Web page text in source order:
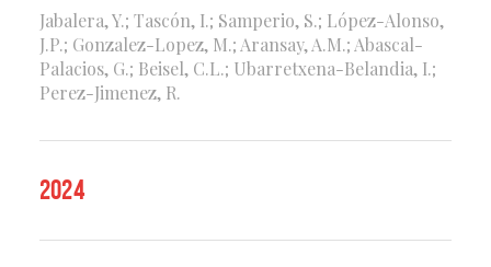
Jabalera, Y.; Tascón, I.; Samperio, S.; López-Alonso,
J.P.; Gonzalez-Lopez, M.; Aransay, A.M.; Abascal-
Palacios, G.; Beisel, C.L.; Ubarretxena-Belandia, I.;
Perez-Jimenez, R.
2024